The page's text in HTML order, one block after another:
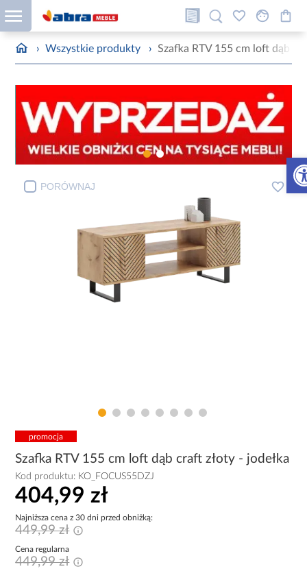
› Wszystkie produkty › Szafka RTV 155 cm loft dąb
PORÓWNAJ
promocja
Szafka RTV 155 cm loft dąb craft złoty - jodełka
Kod produktu: KO_FOCUS55DZJ
404,99 zł
Najniższa cena z 30 dni przed obniżką:
449,99 zł
Cena regularna
449,99 zł